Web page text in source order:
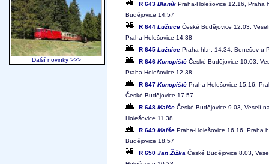
R 643 Blaník Praha-Holešovice 12.16, Praha
Budějovice 14.57
R 644 Lužnice České Budějovice 12.03,
Praha-Holešovice 14.38
R 645 Lužnice Praha hl.n. 14.34, Benešov u
R 646 Konopiště České Budějovice 10.03,
Praha-Holešovice 12.38
R 647 Konopiště Praha-Holešovice 15.16,
České Budějovice 17.57
R 648 Malše České Budějovice 9.03, Veselí
Holešovice 11.38
R 649 Malše Praha-Holešovice 16.16, Praha
Budějovice 18.57
R 650 Jan Žižka České Budějovice 8.03,
Další novinky >>>